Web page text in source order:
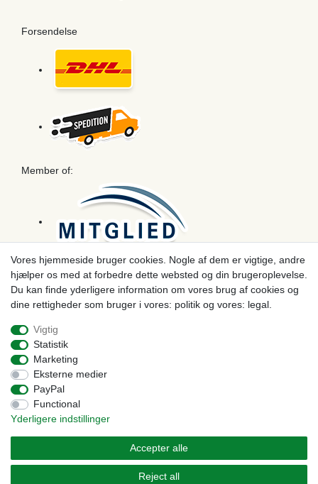
Forsendelse
Member of:
Betaling
Withdraw from contract here Kontakt
Vores hjemmeside bruger cookies. Nogle af dem er vigtige, andre
hjælper os med at forbedre dette websted og din brugeroplevelse.
Du kan finde yderligere information om vores brug af cookies og
dine rettigheder som bruger i vores: politik og vores: legal.
Vigtig
Statistik
Marketing
Eksterne medier
PayPal
Functional
Yderligere indstillinger
Accepter alle
Reject all